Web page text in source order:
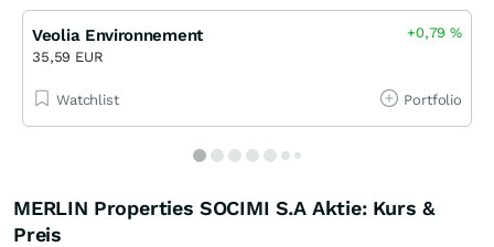
Veolia Environnement
35,59 EUR
+0,79%
Watchlist Portfolio
MERLIN Properties SOCIMI S.A Aktie: Kurs &
Preis